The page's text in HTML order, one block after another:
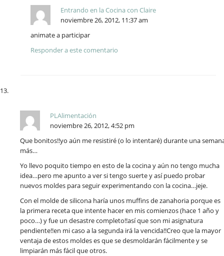
Entrando en la Cocina con Claire
noviembre 26, 2012, 11:37 am
animate a participar
Responder a este comentario
PLAlimentación
noviembre 26, 2012, 4:52 pm
Que bonitos!!yo aún me resistiré (o lo intentaré) durante una
más…
Yo llevo poquito tiempo en esto de la cocina y aún no tengo mucha
idea…pero me apunto a ver si tengo suerte y así puedo probar
nuevos moldes para seguir experimentando con la cocina…jeje.
Con el molde de silicona haría unos muffins de zanahoria porque es
la primera receta que intente hacer en mis comienzos (hace 1 año y
poco…) y fue un desastre completo!!así que son mi asignatura
pendiente!!en mi caso a la segunda irá la vencida!!Creo que la mayor
ventaja de estos moldes es que se desmoldarán fácilmente y se
limpiarán más fácil que otros.